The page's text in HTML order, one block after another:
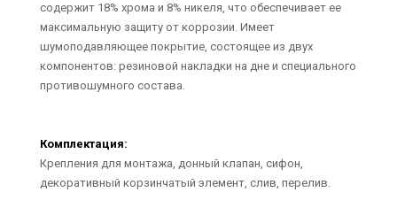
содержит 18% хрома и 8% никеля, что обеспечивает ее
максимальную защиту от коррозии. Имеет
шумоподавляющее покрытие, состоящее из двух
компонентов: резиновой накладки на дне и специального
противошумного состава.
Комплектация:
Крепления для монтажа, донный клапан, сифон,
декоративный корзинчатый элемент, слив, перелив.